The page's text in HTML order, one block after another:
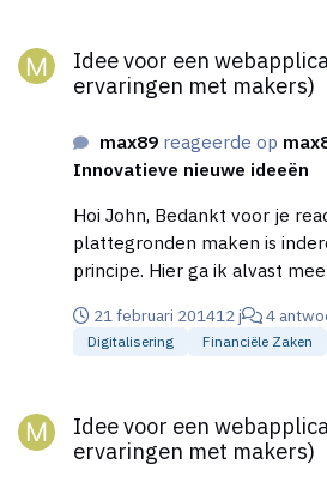
Idee voor een
ervaringen met makers)
max89 reageerde op
Innovatieve nieuwe ideeën
Hoi John, Bedankt voor je reactie! Zeker nuttig,
plattegronden maken is
principe. Hier ga ik alvast
21 februari 201412 j 4
Digitalisering Financiële Zaken
Idee voor een
ervaringen met makers)